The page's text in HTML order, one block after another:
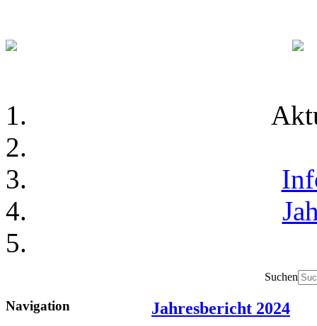
Suchen
Navigation Jahresbericht 2024